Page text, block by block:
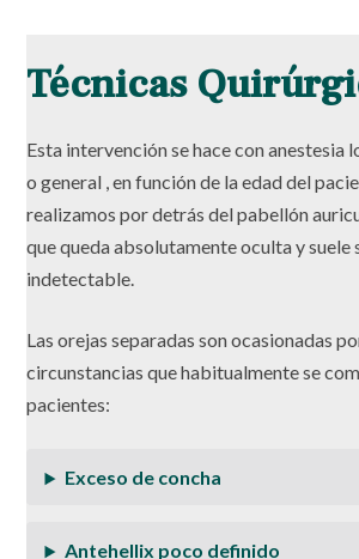
Técnicas
Esta intervención se hace con anestesia
o general , en función de la edad del
realizamos por detrás del pabellón
que queda absolutamente oculta y suele
indetectable.
Las orejas separadas son ocasionadas
circunstancias que habitualmente se
pacientes:
Exceso de concha
Antehellix poco definido